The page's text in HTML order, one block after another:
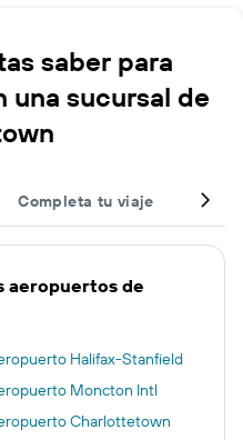
saber para
una sucursal de
Completa tu viaje Otros
aeropuertos de
Halifax-Stanfield
Moncton Intl
Charlottetown